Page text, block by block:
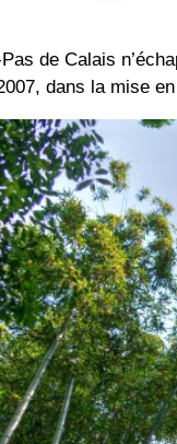
de Calais
dans la mise